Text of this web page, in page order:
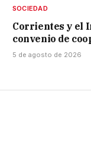
SOCIEDAD
Corrientes y el
convenio de
5 de agosto de 2026